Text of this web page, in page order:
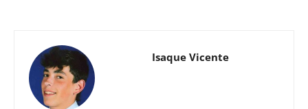
Isaque Vicente